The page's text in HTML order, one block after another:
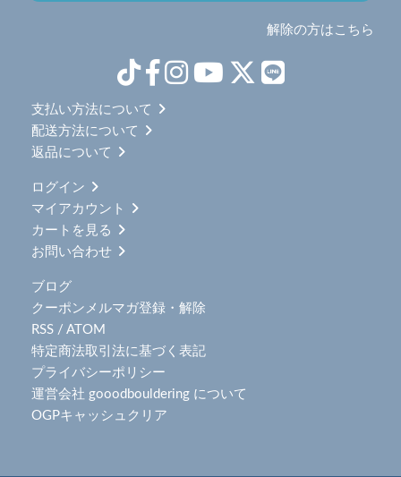
解除の方はこちら
支払い方法について
配送方法について
返品について
ログイン
マイアカウント
カートを見る
お問い合わせ
ブログ
クーポンメルマガ登録・解除
RSS / ATOM
特定商法取引法に基づく表記
プライバシーポリシー
運営会社 gooodbouldering について
OGPキャッシュクリア